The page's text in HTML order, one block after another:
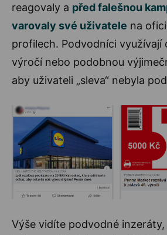
reagovaly a před falešnou
varovaly své uživatele na
profilech. Podvodníci využívají
výročí nebo podobnou
aby uživateli „sleva“ nebyla
Výše vidíte podvodné